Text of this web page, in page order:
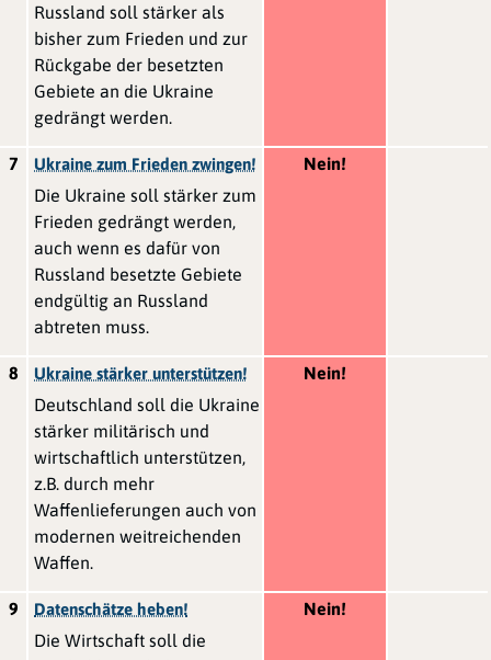
Russland soll stärker als
bisher zum Frieden und zur
Rückgabe der besetzten
Gebiete an die Ukraine
gedrängt werden.
7 Ukraine zum Frieden zwingen!
Die Ukraine soll stärker zum
Frieden gedrängt werden,
auch wenn es dafür von
Russland besetzte Gebiete
endgültig an Russland
abtreten muss.
Nein!
8 Ukraine stärker unterstützen!
Deutschland soll die Ukraine
stärker militärisch und
wirtschaftlich unterstützen,
z.B. durch mehr
Waffenlieferungen auch von
modernen weitreichenden
Waffen.
Nein!
9 Datenschätze heben!
Die Wirtschaft soll die
Nein!